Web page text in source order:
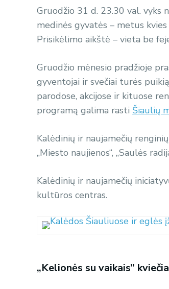
Gruodžio 31 d. 23.30 val. vyks
medinės gyvatės – metus
Prisikėlimo aikštė – vieta be
Gruodžio mėnesio pradžioje
gyventojai ir svečiai turės
parodose, akcijose ir kituose
programą galima rasti Šiaulių
Kalėdinių ir naujamečių
„Miesto naujienos“, „Saulės
Kalėdinių ir naujamečių
kultūros centras.
„Kelionės su vaikais”